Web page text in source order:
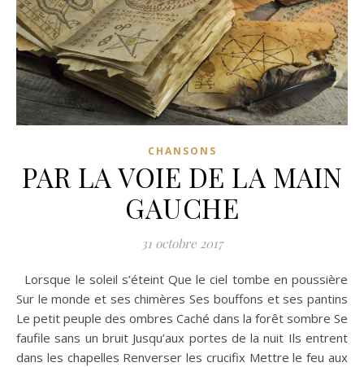
CHANSONS
PAR LA VOIE DE LA MAIN
GAUCHE
31 octobre 2017
Lorsque le soleil s’éteint Que le ciel tombe en poussière
Sur le monde et ses chimères Ses bouffons et ses pantins
Le petit peuple des ombres Caché dans la forêt sombre Se
faufile sans un bruit Jusqu’aux portes de la nuit Ils entrent
dans les chapelles Renverser les crucifix Mettre le feu aux